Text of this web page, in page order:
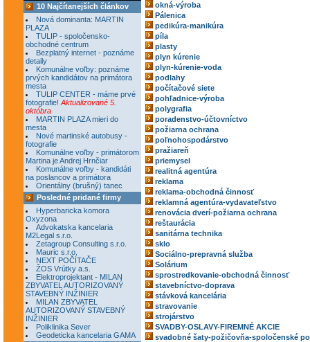
10 Najčítanejších článkov
Nová dominanta: MARTIN
PLAZA
TULIP - spoločensko-
obchodné centrum
Bezplatný internet - poznáme
detaily
Komunálne voľby: poznáme
prvých kandidátov na primátora
mesta
TULIP CENTER - máme prvé
fotografie! Aktualizované 5.
októbra
MARTIN PLAZA mieri do
mesta
Nové martinské autobusy -
fotografie
Komunálne voľby - primátorom
Martina je Andrej Hrnčiar
Komunálne voľby - kandidáti
na poslancov a primátora
Orientálny (brušný) tanec
Posledné pridané firmy
Hyperbaricka komora
Oxyzona
Advokatska kancelaria
M2Legal s.r.o.
Zetagroup Consulting s.r.o.
Mauric s.r.o.
NEXT POČÍTAČE
ŽOS Vrútky a.s.
Elektroprojektant - MILAN
ZBYVATEL AUTORIZOVANÝ
STAVEBNÝ INŽINIER
MILAN ZBYVATEL
AUTORIZOVANÝ STAVEBNÝ
INŽINIER
Poliklinika Sever
Geodeticka kancelaria GAMA
okná-výroba
Pálenica
pedikúra-manikúra
píla
plasty
plyn kúrenie
plyn-kúrenie-voda
podlahy
počítačové siete
pohľadnice-výroba
polygrafia
poradenstvo-účtovníctvo
požiarna ochrana
poľnohospodárstvo
pražiareň
priemysel
realitná agentúra
reklama
reklama-obchodná činnosť
reklamná agentúra-vydavateľstvo
renovácia dverí-požiarna ochrana
reštaurácia
sanitárna technika
sklo
Sociálno-prepravná služba
Solárium
sprostredkovanie-obchodná činnosť
stavebníctvo-doprava
stávková kancelária
stravovanie
strojárstvo
SVADBY-OSLAVY-FIREMNÉ AKCIE
svadobné šaty-požičovňa-spoločenské